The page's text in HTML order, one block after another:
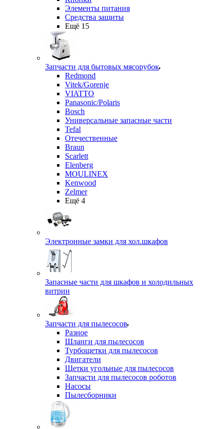
Элементы питания
Средства защиты
Ещё 15
Запчасти для бытовых мясорубок
Redmond
Vitek/Gorenje
VIATTO
Panasonic/Polaris
Bosch
Универсальные запасные части
Tefal
Отечественные
Braun
Scarlett
Elenberg
MOULINEX
Kenwood
Zelmer
Ещё 4
Электронные замки для хол.шкафов
Запасные части для шкафов и холодильных
витрин
Запчасти для пылесосов
Разное
Шланги для пылесосов
Турбощетки для пылесосов
Двигатели
Щетки угольные для пылесосов
Запчасти для пылесосов роботов
Насосы
Пылесборники